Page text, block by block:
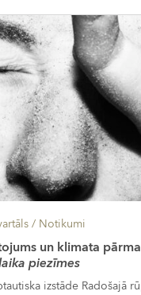
/ Notikumi
un klimata
piezīmes
izstāde Radošajā